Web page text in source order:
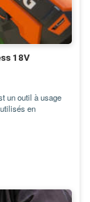
18V
un outil à usage
en